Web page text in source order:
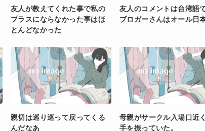
友人が教えてくれた事で私の
プラスにならなかった事はほ
とんどなかった
友人のコメントは台湾語で
ブロガーさんはオール日
親切は巡り巡って戻ってくる
んだなあ
母親がサークル入場口近
手を振っていた。